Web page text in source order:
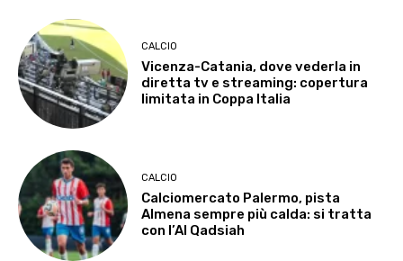
CALCIO
Vicenza-Catania, dove vederla in
diretta tv e streaming: copertura
limitata in Coppa Italia
CALCIO
Calciomercato Palermo, pista
Almena sempre più calda: si tratta
con l’Al Qadsiah